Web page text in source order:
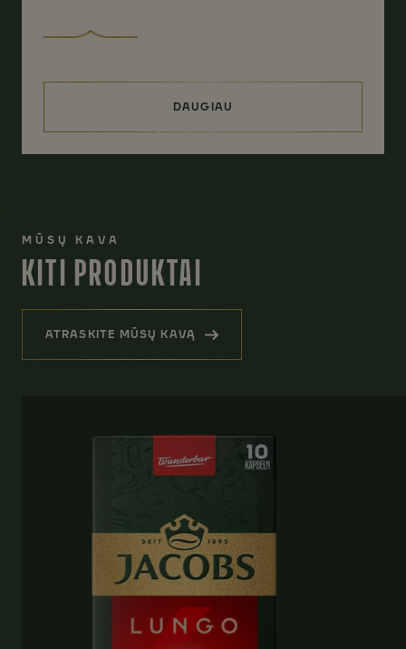
DAUGIAU
MŪSŲ KAVA
KITI PRODUKTAI
ATRASKITE MŪSŲ KAVĄ
(KITI PRODUKTAI)